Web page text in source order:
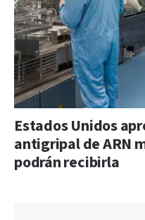
Estados Unidos
antigripal de ARN
podrán recibirla